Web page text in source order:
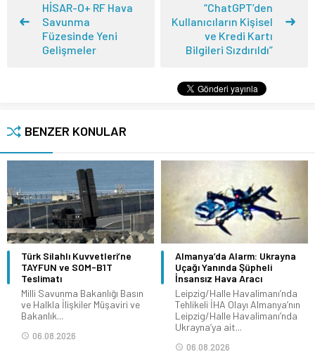
HİSAR-O+ RF Hava
Savunma
Füzesinde Yeni
Gelişmeler
“ChatGPT’den
Kullanıcıların Kişisel
ve Kredi Kartı
Bilgileri Sızdırıldı”
BENZER KONULAR
Türk Silahlı Kuvvetleri’ne
TAYFUN ve SOM-B1T
Teslimatı
Milli Savunma Bakanlığı Basın
ve Halkla İlişkiler Müşaviri ve
Bakanlık...
06.08.2026
Almanya’da Alarm: Ukrayna
Uçağı Yanında Şüpheli
İnsansız Hava Aracı
Leipzig/Halle Havalimanı’nda
Tehlikeli İHA Olayı Almanya’nın
Leipzig/Halle Havalimanı’nda
Ukrayna’ya ait...
06.08.2026